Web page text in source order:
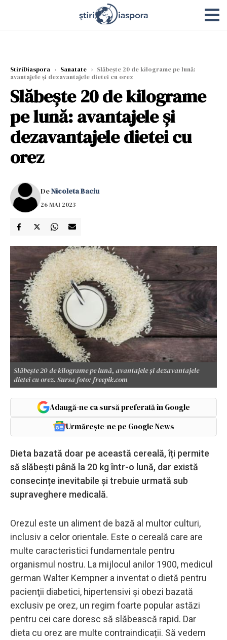
StiriDiaspora › Sanatate › Slăbește 20 de kilograme pe lună:
avantajele și dezavantajele dietei cu orez
Slăbește 20 de kilograme
pe lună: avantajele și
dezavantajele dietei cu
orez
DeNicoleta Baciu
26 MAI 2023
Slăbește 20 de kilograme pe lună, avantajele și dezavantajele
dietei cu orez. Sursa foto: freepik.com
Adaugă-ne ca sursă preferată în Google
Urmărește-ne pe Google News
Dieta bazată doar pe această cereală, îți permite
să slăbești până la 20 kg într-o lună, dar există
consecințe inevitabile și trebuie urmată sub
supraveghere medicală.
Orezul este un aliment de bază al multor culturi,
inclusiv a celor orientale. Este o cereală care are
multe caracteristici fundamentale pentru
organismul nostru. La mijlocul anilor 1900, medicul
german Walter Kempner a inventat o dietă pentru
pacienţii diabetici, hipertensivi şi obezi bazată
exclusiv pe orez, un regim foarte popular astăzi
pentru cei care doresc să slăbească rapid. Dar
dieta cu orez are multe contraindicații. Să vedem